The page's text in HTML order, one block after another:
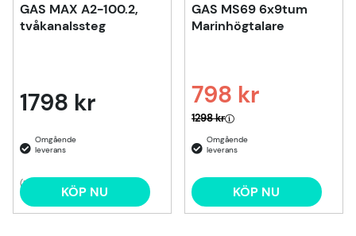
GAS MAX A2-100.2,
tvåkanalssteg
1798 kr
(1) KÖP NU
GAS MS69 6x9tum
Marinhögtalare
798 kr
Ordinarie pris:
1298 kr
KÖP NU